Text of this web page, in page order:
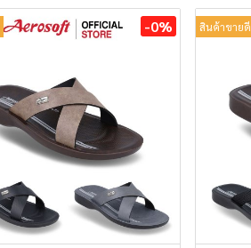
-0% สินค้าขายดี